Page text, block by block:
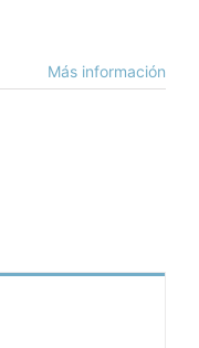
Más información